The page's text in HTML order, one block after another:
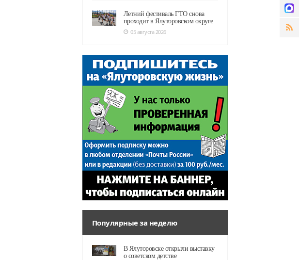
Летний фестиваль ГТО снова
проходит в Ялуторовском округе
05 августа 2026
Популярные за неделю
В Ялуторовске открыли выставку
о советском детстве